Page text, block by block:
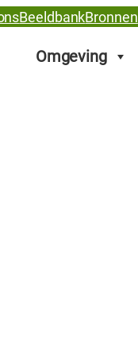
BeeldbankBronnen
Omgeving